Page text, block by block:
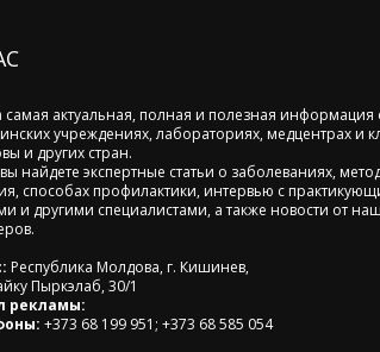
самая актуальная, полная и полезная информация
учреждениях, лабораториях, медцентрах и
и других стран.
найдете экспертные статьи о заболеваниях,
способах профилактики, интервью с
и другими специалистами, а также новости от
Республика Молдова, г. Кишинев,
Пыркэлаб, 30/1
рекламы:
+373 68 199 951; +373 68 585 054